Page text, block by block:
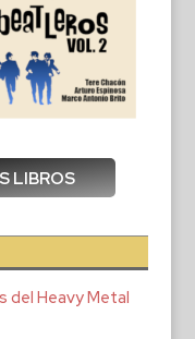
LIBROS
del Heavy Metal